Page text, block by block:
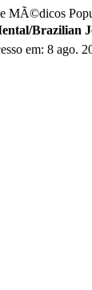
Brazilian
em: 8 ago.